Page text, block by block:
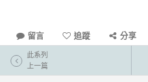
留言 追蹤 分享
此系列
上一篇